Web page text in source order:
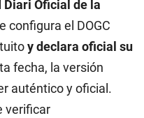
Diari Oficial de la
configura el DOGC
y declara oficial su
fecha, la versión
auténtico y oficial.
verificar